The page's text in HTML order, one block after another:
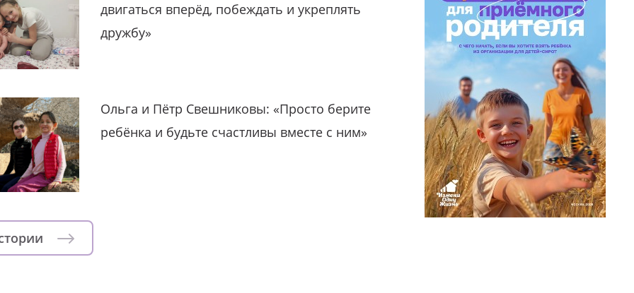
двигаться вперёд, побеждать и укреплять
дружбу»
Ольга и Пётр Свешниковы: «Просто берите
ребёнка и будьте счастливы вместе с ним»